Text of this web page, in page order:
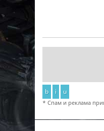
b i u
* Спам и реклама